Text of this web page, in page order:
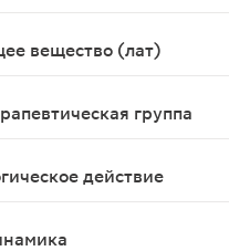
вещество (лат)
группа
действие